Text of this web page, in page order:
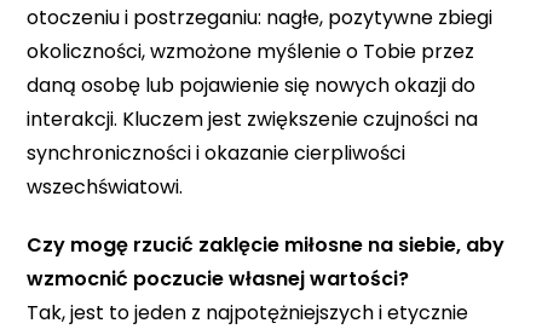
otoczeniu i postrzeganiu: nagłe, pozytywne zbiegi
okoliczności, wzmożone myślenie o Tobie przez
daną osobę lub pojawienie się nowych okazji do
interakcji. Kluczem jest zwiększenie czujności na
synchroniczności i okazanie cierpliwości
wszechświatowi.
Czy mogę rzucić zaklęcie miłosne na siebie, aby
wzmocnić poczucie własnej wartości?
Tak, jest to jeden z najpotężniejszych i etycznie